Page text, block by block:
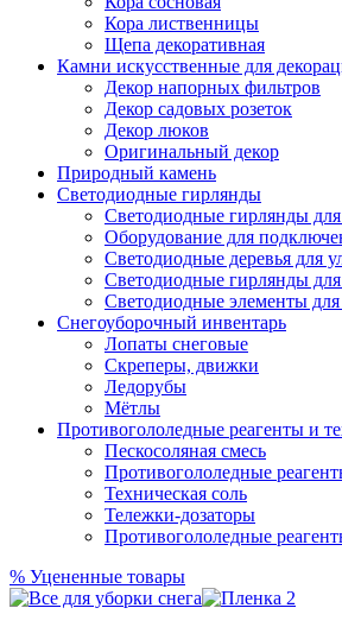
Кора лиственницы
Щепа декоративная
Камни искусственные для
Декор напорных фильтров
Декор садовых розеток
Декор люков
Оригинальный декор
Природный камень
Светодиодные гирлянды
Светодиодные гирлянды
Оборудование для
Светодиодные деревья для
Светодиодные гирлянды
Светодиодные элементы
Снегоуборочный инвентарь
Лопаты снеговые
Скреперы, движки
Ледорубы
Мётлы
Противогололедные реагенты и
Пескосоляная смесь
Противогололедные
Техническая соль
Тележки-дозаторы
Противогололедные
% Уцененные товары